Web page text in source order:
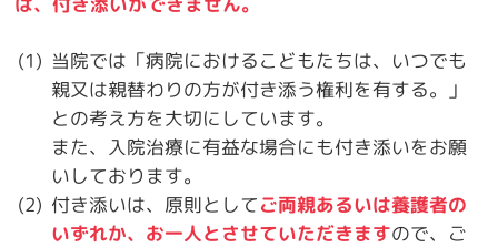
当院では「病院におけるこどもたちは、いつでも
親又は親替わりの方が付き添う権利を有する。」
との考え方を大切にしています。
また、入院治療に有益な場合にも付き添いをお願
いしております。
付き添いは、原則としてご両親あるいは養護者の
いずれか、お一人とさせていただきますので、ご